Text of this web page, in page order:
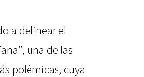
a delinear el
una de las
polémicas, cuya